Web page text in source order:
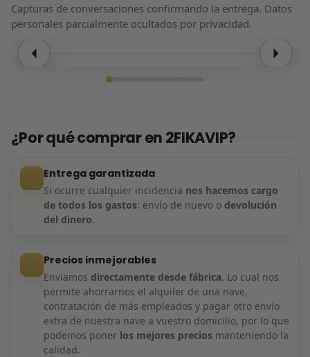
Capturas de conversaciones confirmando la entrega. Datos
personales parcialmente ocultados por privacidad.
¿Por qué comprar en 2FIKAVIP?
Entrega garantizada
Si ocurre cualquier incidencia nos hacemos cargo
de todos los gastos: envío de nuevo o devolución
del dinero.
Precios inmejorables
Enviamos directamente desde fábrica. Lo cual nos
permite ahorrarnos el alquiler de una nave,
contratación de más empleados y pagar otro envío
extra de nuestra nave a vuestro domicilio, por lo que
podemos poner los mejores precios manteniendo la
calidad.